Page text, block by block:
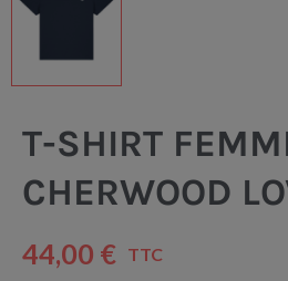
T-SHIRT
CHERWOOD
44,00 € TTC